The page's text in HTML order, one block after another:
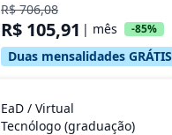
R$ 706,08
R$ 105,91 | mês -85%
Duas mensalidades GRÁTIS
EaD / Virtual
Tecnólogo (graduação)